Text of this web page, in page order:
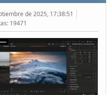
de 2025, 17:38:51
19471